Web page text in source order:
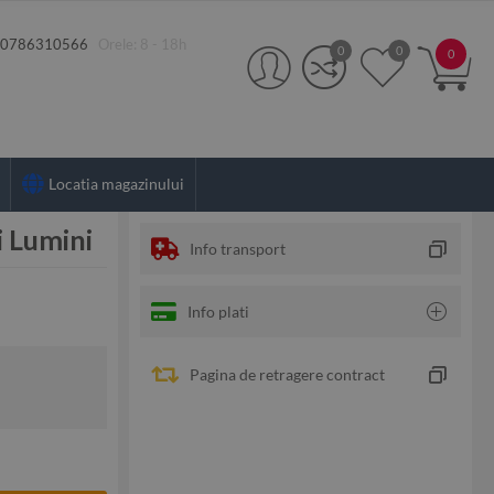
0786310566
0
0 0
Locatia magazinului
Lumini Info transport
Info plati
Pagina de retragere contract